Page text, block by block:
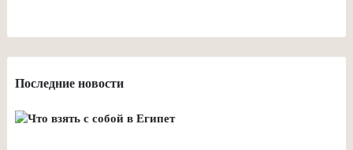
Последние новости